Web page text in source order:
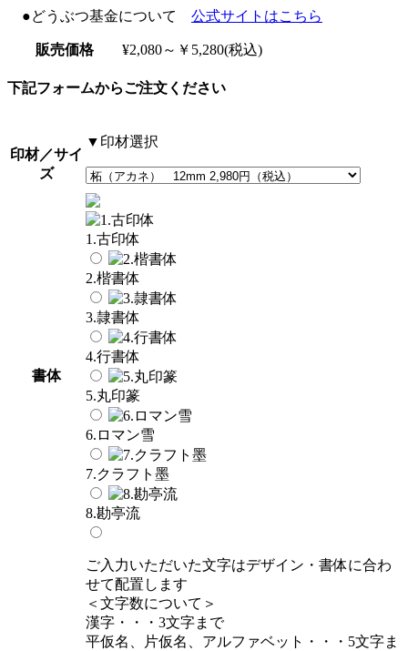
●どうぶつ基金について 公式サイトはこちら
販売価格 ¥2,080～￥5,280(税込)
下記フォームからご注文ください
印材／サイ
ズ
▼印材選択
書体
1.古印体
2.楷書体
3.隷書体
4.行書体
5.丸印篆
6.ロマン雪
7.クラフト墨
8.勘亭流
ご入力いただいた文字はデザイン・書体に合わ
せて配置します
＜文字数について＞
漢字・・・3文字まで
平仮名、片仮名、アルファベット・・・5文字ま